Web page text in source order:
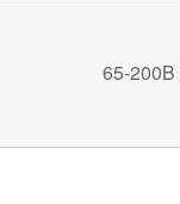
65-200B